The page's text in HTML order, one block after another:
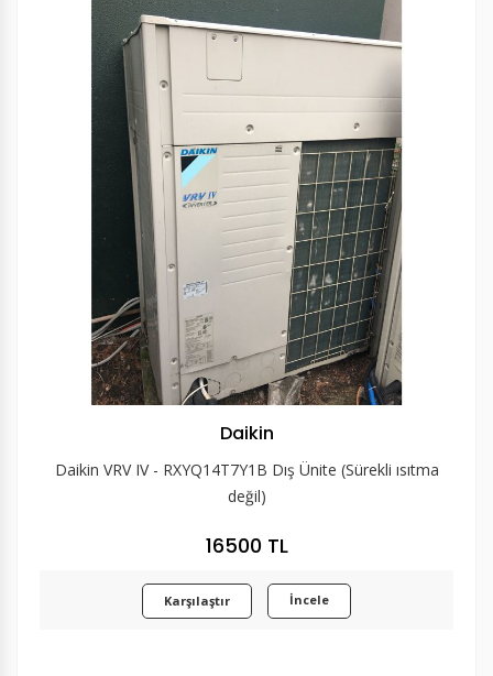
Daikin
Daikin VRV IV - RXYQ14T7Y1B Dış Ünite (Sürekli ısıtma
değil)
16500 TL
Karşılaştır İncele